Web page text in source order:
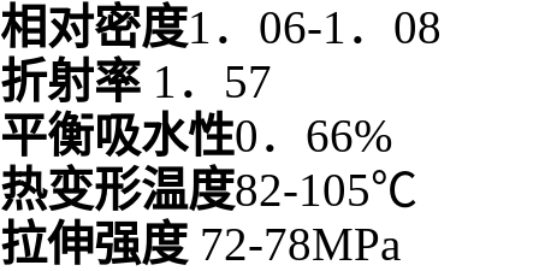
相对密度1．06-1．08
折射率 1．57
平衡吸水性0．66%
热变形温度82-105℃
拉伸强度 72-78MPa